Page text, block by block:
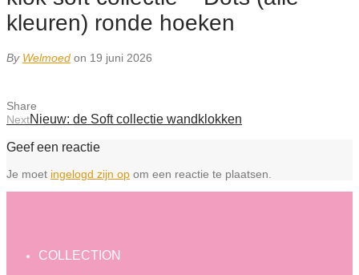
kleuren) ronde hoeken
By Welmoed on 19 juni 2026
Share
NextNieuw: de Soft collectie wandklokken
Geef een reactie
Je moet ingelogd zijn op om een reactie te plaatsen.
COLLECTION